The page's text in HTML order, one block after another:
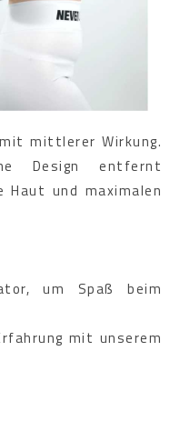
mittlerer Wirkung.
Design entfernt
und maximalen
um Spaß beim
mit unserem